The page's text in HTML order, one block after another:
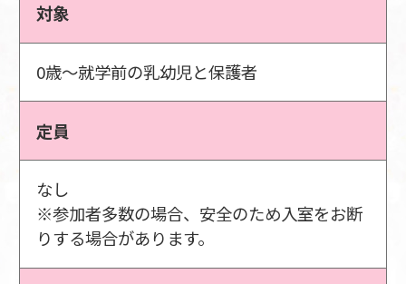
対象
0歳～就学前の乳幼児と保護者
定員
なし
※参加者多数の場合、安全のため入室をお断
りする場合があります。